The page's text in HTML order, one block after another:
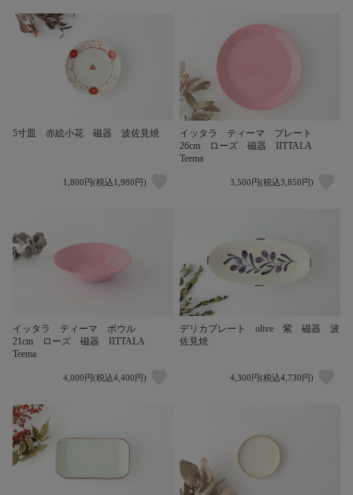
5寸皿 赤絵小花 磁器 波佐見焼
1,800円(税込1,980円)
イッタラ ティーマ プレート
26cm ローズ 磁器 IITTALA
Teema
3,500円(税込3,850円)
イッタラ ティーマ ボウル
21cm ローズ 磁器 IITTALA
Teema
4,000円(税込4,400円)
デリカプレート olive 紫 磁器 波
佐見焼
4,300円(税込4,730円)